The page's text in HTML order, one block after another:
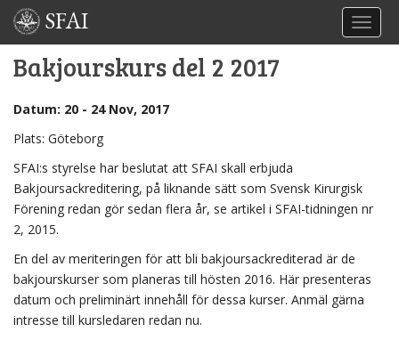
SFAI
Bakjourskurs del 2 2017
Datum: 20 - 24 Nov, 2017
Plats: Göteborg
SFAI:s styrelse har beslutat att SFAI skall erbjuda
Bakjoursackreditering, på liknande sätt som Svensk Kirurgisk
Förening redan gör sedan flera år, se artikel i SFAI-tidningen nr
2, 2015.
En del av meriteringen för att bli bakjoursackrediterad är de
bakjourskurser som planeras till hösten 2016. Här presenteras
datum och preliminärt innehåll för dessa kurser. Anmäl gärna
intresse till kursledaren redan nu.